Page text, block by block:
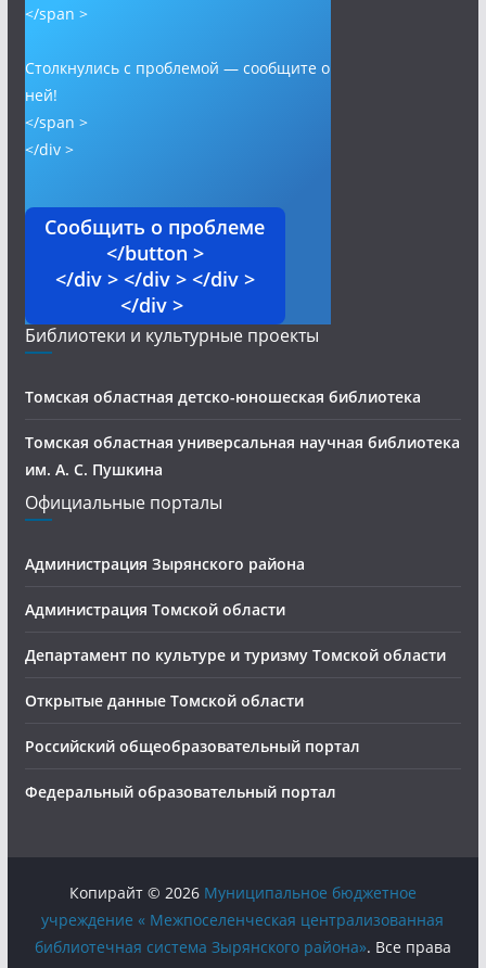
</span >
Столкнулись с проблемой — сообщите о
ней!
</span >
</div >
Сообщить о проблеме
</button >
</div > </div > </div >
</div >
Библиотеки и культурные проекты
Томская областная детско-юношеская библиотека
Томская областная универсальная научная библиотека
им. А. С. Пушкина
Официальные порталы
Администрация Зырянского района
Администрация Томской области
Департамент по культуре и туризму Томской области
Открытые данные Томской области
Российский общеобразовательный портал
Федеральный образовательный портал
Копирайт © 2026 Муниципальное бюджетное
учреждение « Межпоселенческая централизованная
библиотечная система Зырянского района». Все права